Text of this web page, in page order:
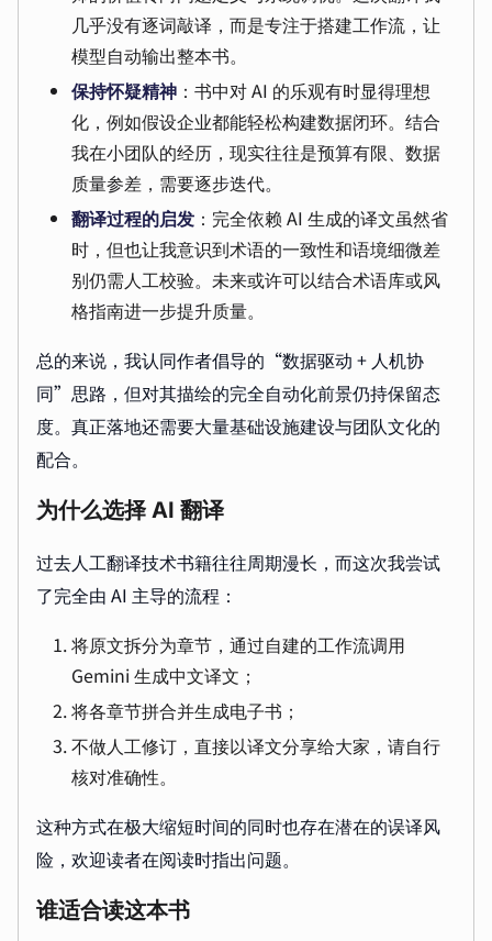
几乎没有逐词敲译，而是专注于搭建工作流，让
模型自动输出整本书。
保持怀疑精神 ：书中对 AI 的乐观有时显得理想
化，例如假设企业都能轻松构建数据闭环。结合
我在小团队的经历，现实往往是预算有限、数据
质量参差，需要逐步迭代。
翻译过程的启发 ：完全依赖 AI 生成的译文虽然省
时，但也让我意识到术语的一致性和语境细微差
别仍需人工校验。未来或许可以结合术语库或风
格指南进一步提升质量。
总的来说，我认同作者倡导的“数据驱动 + 人机协
同”思路，但对其描绘的完全自动化前景仍持保留态
度。真正落地还需要大量基础设施建设与团队文化的
配合。
为什么选择 AI 翻译
过去人工翻译技术书籍往往周期漫长，而这次我尝试
了完全由 AI 主导的流程：
将原文拆分为章节，通过自建的工作流调用
Gemini 生成中文译文；
将各章节拼合并生成电子书；
不做人工修订，直接以译文分享给大家，请自行
核对准确性。
这种方式在极大缩短时间的同时也存在潜在的误译风
险，欢迎读者在阅读时指出问题。
谁适合读这本书